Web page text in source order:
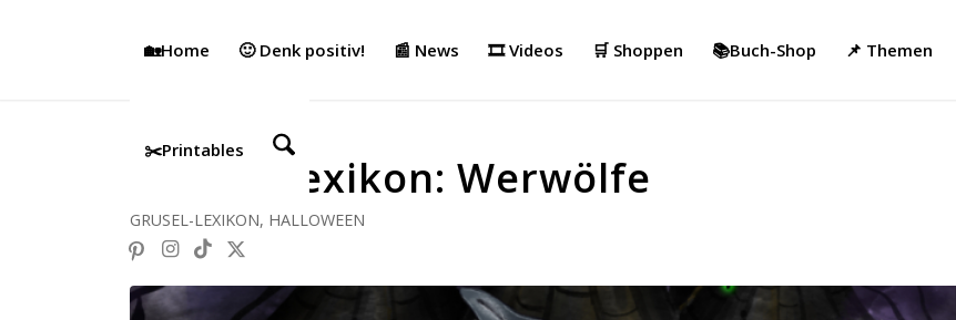
🏡Home 🙂 Denk positiv! 📰 News 🎞️ Videos 🛒 Shoppen 📚Buch-Shop 📌 Themen
✂️Printables
Grusel-Lexikon: Werwölfe
GRUSEL-LEXIKON, HALLOWEEN